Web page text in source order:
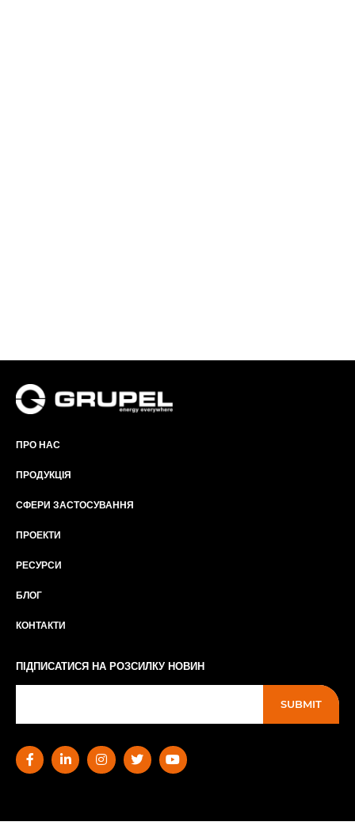
ПРО НАС
ПРОДУКЦІЯ
СФЕРИ ЗАСТОСУВАННЯ
ПРОЕКТИ
РЕСУРСИ
БЛОГ
КОНТАКТИ
ПІДПИСАТИСЯ НА РОЗСИЛКУ НОВИН
SUBMIT